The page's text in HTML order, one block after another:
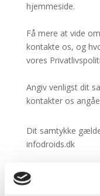
hjemmeside.
Få mere at vide
kontakte os, og
vores
Angiv venligst dit
kontakter os
Dit samtykke
infodroids.dk
Din aktuelle